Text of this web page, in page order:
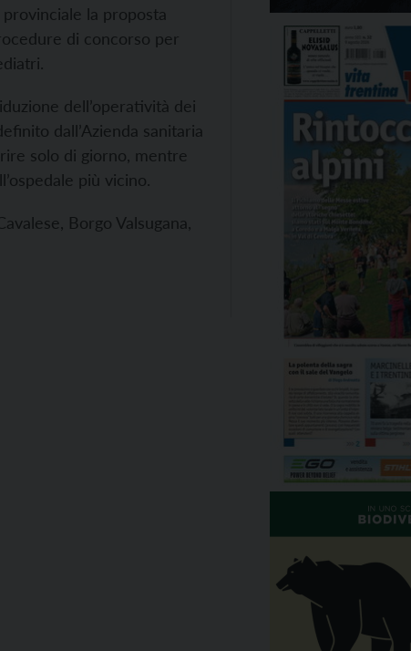
la proposta
di concorso per
dell’operatività dei
dall’Azienda sanitaria
solo di giorno, mentre
più vicino.
Borgo Valsugana,